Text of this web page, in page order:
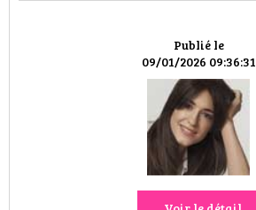
Publié le
09/01/2026 09:36:31